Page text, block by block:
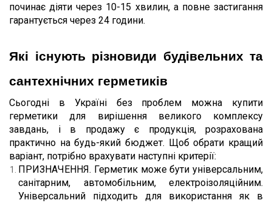
починає діяти через 10-15 хвилин, а повне застигання
гарантується через 24 години.
Які існують різновиди будівельних та
сантехнічних герметиків
Сьогодні в Україні без проблем можна купити
герметики для вирішення великого комплексу
завдань, і в продажу є продукція, розрахована
практично на будь-який бюджет. Щоб обрати кращий
варіант, потрібно врахувати наступні критерії:
ПРИЗНАЧЕННЯ. Герметик може бути універсальним,
санітарним, автомобільним, електроізоляційним.
Універсальний підходить для використання як в